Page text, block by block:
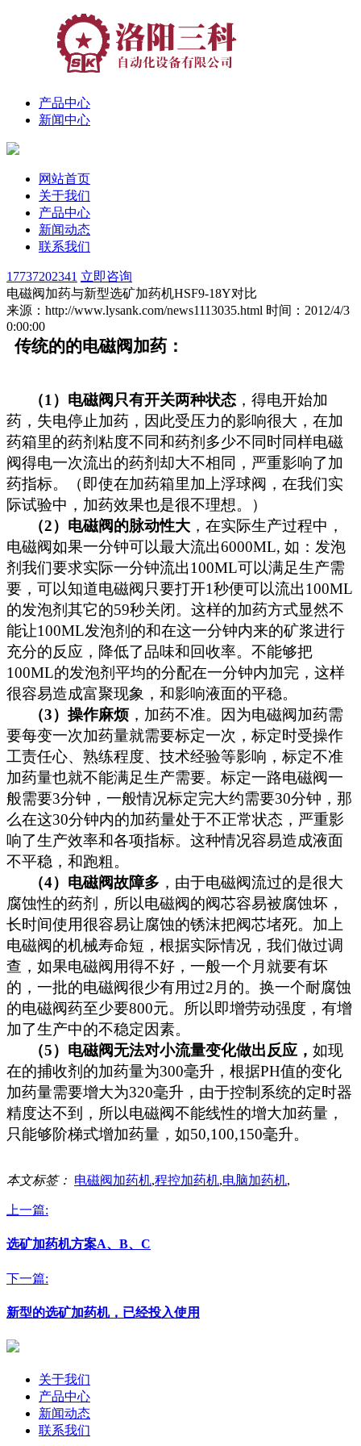
产品中心
新闻中心
网站首页
关于我们
产品中心
新闻动态
联系我们
17737202341 立即咨询
电磁阀加药与新型选矿加药机HSF9-18Y对比
来源：http://www.lysank.com/news1113035.html 时间：2012/4/3
0:00:00
传统的的电磁阀加药：
（1 ）电磁阀只有开关两种状态，得电开始加
药，失电停止加药，因此受压力的影响很大，在加
药箱里的药剂粘度不同和药剂多少不同时同样电磁
阀得电一次流出的药剂却大不相同，严重影响了加
药指标。（即使在加药箱里加上浮球阀，在我们实
际试验中，加药效果也是很不理想。）
（2）电磁阀的脉动性大，在实际生产过程中，
电磁阀如果一分钟可以最大流出6000ML, 如：发泡
剂我们要求实际一分钟流出100ML可以满足生产需
要，可以知道电磁阀只要打开1秒便可以流出100ML
的发泡剂其它的59秒关闭。这样的加药方式显然不
能让100ML发泡剂的和在这一分钟内来的矿浆进行
充分的反应，降低了品味和回收率。不能够把
100ML的发泡剂平均的分配在一分钟内加完，这样
很容易造成富聚现象，和影响液面的平稳。
（3）操作麻烦，加药不准。因为电磁阀加药需
要每变一次加药量就需要标定一次，标定时受操作
工责任心、熟练程度、技术经验等影响，标定不准
加药量也就不能满足生产需要。标定一路电磁阀一
般需要3分钟，一般情况标定完大约需要30分钟，那
么在这30分钟内的加药量处于不正常状态，严重影
响了生产效率和各项指标。这种情况容易造成液面
不平稳，和跑粗。
（4）电磁阀故障多 ，由于电磁阀流过的是很大
腐蚀性的药剂，所以电磁阀的阀芯容易被腐蚀坏，
长时间使用很容易让腐蚀的锈沫把阀芯堵死。加上
电磁阀的机械寿命短，根据实际情况，我们做过调
查，如果电磁阀用得不好，一般一个月就要有坏
的，一批的电磁阀很少有用过2 月的。换一个耐腐蚀
的电磁阀药至少要800元。所以即增劳动强度，有增
加了生产中的不稳定因素。
（5） 电磁阀无法对小流量变化做出反应， 如现
在的捕收剂的加药量为300毫升，根据PH值的变化
加药量需要增大为320毫升，由于控制系统的定时器
精度达不到，所以电磁阀不能线性的增大加药量，
只能够阶梯式增加药量，如50,100,150毫升。
本文标签： 电磁阀加药机,程控加药机,电脑加药机,
上一篇:
选矿加药机方案A、B、C
下一篇:
新型的选矿加药机，已经投入使用
关于我们
产品中心
新闻动态
联系我们